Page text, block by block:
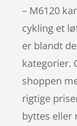
– M6120
cykling et
er blandt
kategorier.
shoppen
rigtige
byttes eller